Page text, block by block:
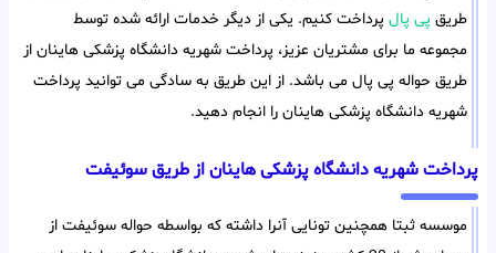
طریق پی پال پرداخت کنیم. یکی از دیگر خدمات ارائه شده توسط
مجموعه ما برای مشتریان عزیز، پرداخت شهریه دانشگاه پزشکی هاینان از
طریق حواله پی پال می باشد. از این طریق به سادگی می توانید پرداخت
شهریه دانشگاه پزشکی هاینان را انجام دهید.
پرداخت شهریه دانشگاه پزشکی هاینان از طریق سوئیفت
موسسه ثبتا همچنین تونایی آنرا داشته که بواسطه حواله سوئیفت از